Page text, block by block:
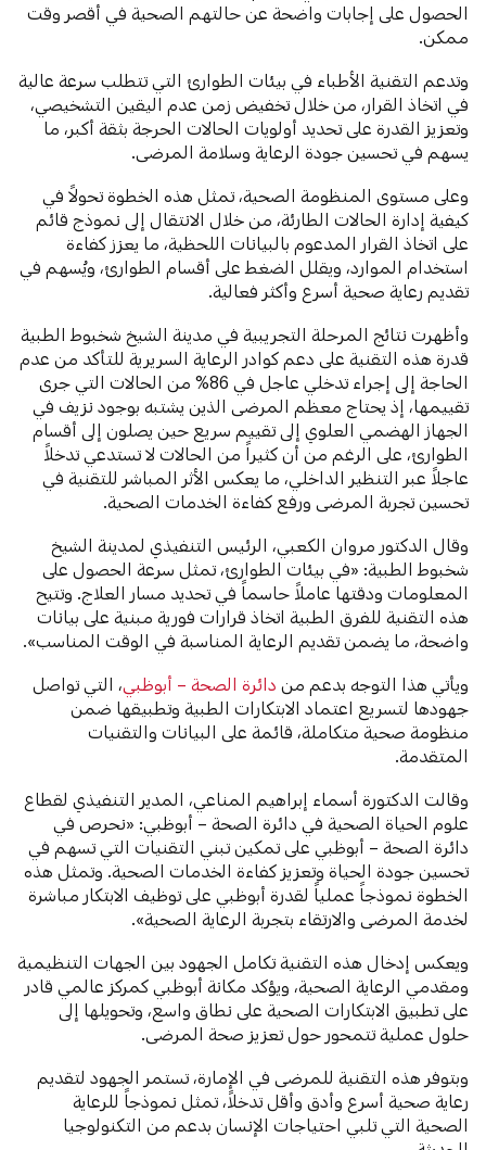
الحصول على إجابات واضحة عن حالتهم الصحية في أقصر وقت
ممكن.
وتدعم التقنية الأطباء في بيئات الطوارئ التي تتطلب سرعة عالية
في اتخاذ القرار، من خلال تخفيض زمن عدم اليقين التشخيصي،
وتعزيز القدرة على تحديد أولويات الحالات الحرجة بثقة أكبر، ما
يسهم في تحسين جودة الرعاية وسلامة المرضى.
وعلى مستوى المنظومة الصحية، تمثل هذه الخطوة تحولاً في
كيفية إدارة الحالات الطارئة، من خلال الانتقال إلى نموذج قائم
على اتخاذ القرار المدعوم بالبيانات اللحظية، ما يعزز كفاءة
استخدام الموارد، ويقلل الضغط على أقسام الطوارئ، ويُسهم في
تقديم رعاية صحية أسرع وأكثر فعالية.
وأظهرت نتائج المرحلة التجريبية في مدينة الشيخ شخبوط الطبية
قدرة هذه التقنية على دعم كوادر الرعاية السريرية للتأكد من عدم
الحاجة إلى إجراء تدخلي عاجل في 86% من الحالات التي جرى
تقييمها، إذ يحتاج معظم المرضى الذين يشتبه بوجود نزيف في
الجهاز الهضمي العلوي إلى تقييم سريع حين يصلون إلى أقسام
الطوارئ، على الرغم من أن كثيراً من الحالات لا تستدعي تدخلاً
عاجلاً عبر التنظير الداخلي، ما يعكس الأثر المباشر للتقنية في
تحسين تجربة المرضى ورفع كفاءة الخدمات الصحية.
وقال الدكتور مروان الكعبي، الرئيس التنفيذي لمدينة الشيخ
شخبوط الطبية: «في بيئات الطوارئ، تمثل سرعة الحصول على
المعلومات ودقتها عاملاً حاسماً في تحديد مسار العلاج. وتتيح
هذه التقنية للفرق الطبية اتخاذ قرارات فورية مبنية على بيانات
واضحة، ما يضمن تقديم الرعاية المناسبة في الوقت المناسب».
ويأتي هذا التوجه بدعم مندائرة الصحة – أبوظبي ، التي تواصل
جهودها لتسريع اعتماد الابتكارات الطبية وتطبيقها ضمن
منظومة صحية متكاملة، قائمة على البيانات والتقنيات
المتقدمة.
وقالت الدكتورة أسماء إبراهيم المناعي، المدير التنفيذي لقطاع
علوم الحياة الصحية في دائرة الصحة – أبوظبي: «نحرص في
دائرة الصحة – أبوظبي على تمكين تبني التقنيات التي تسهم في
تحسين جودة الحياة وتعزيز كفاءة الخدمات الصحية. وتمثل هذه
الخطوة نموذجاً عملياً لقدرة أبوظبي على توظيف الابتكار مباشرة
لخدمة المرضى والارتقاء بتجربة الرعاية الصحية».
ويعكس إدخال هذه التقنية تكامل الجهود بين الجهات التنظيمية
ومقدمي الرعاية الصحية، ويؤكد مكانة أبوظبي كمركز عالمي قادر
على تطبيق الابتكارات الصحية على نطاق واسع، وتحويلها إلى
حلول عملية تتمحور حول تعزيز صحة المرضى.
وبتوفر هذه التقنية للمرضى في الإمارة، تستمر الجهود لتقديم
رعاية صحية أسرع وأدق وأقل تدخلاً، تمثل نموذجاً للرعاية
الصحية التي تلبي احتياجات الإنسان بدعم من التكنولوجيا